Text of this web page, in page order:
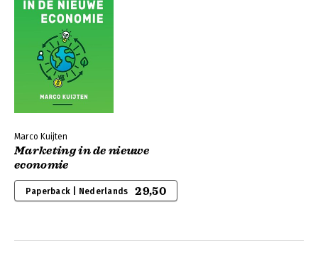
Marco Kuijten
Marketing in de nieuwe
economie
Paperback | Nederlands 29,50